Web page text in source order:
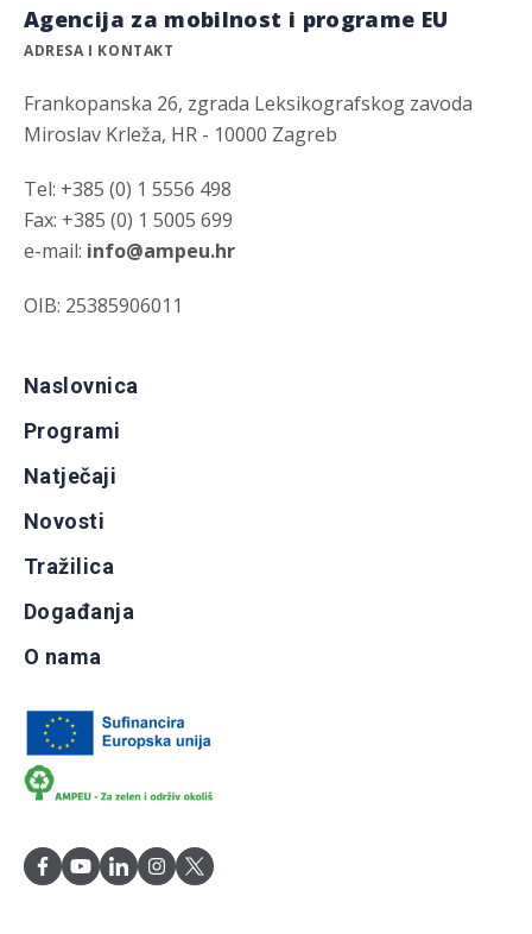
Agencija za mobilnost i programe EU
ADRESA I KONTAKT
Frankopanska 26, zgrada Leksikografskog zavoda
Miroslav Krleža, HR - 10000 Zagreb
Tel: +385 (0) 1 5556 498
Fax: +385 (0) 1 5005 699
e-mail: info@ampeu.hr
OIB: 25385906011
Naslovnica
Programi
Natječaji
Novosti
Tražilica
Događanja
O nama